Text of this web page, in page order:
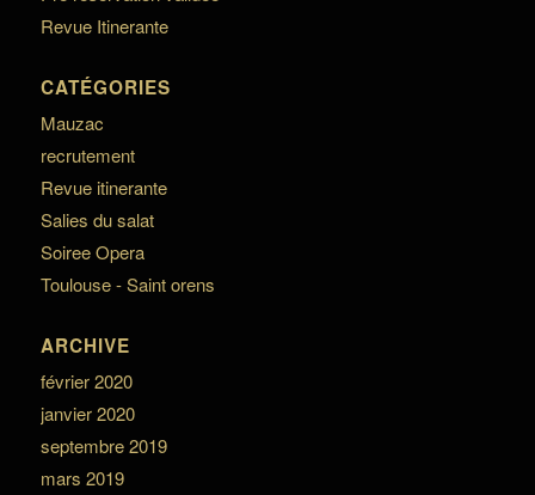
Revue Itinerante
CATÉGORIES
Mauzac
recrutement
Revue itinerante
Salies du salat
Soiree Opera
Toulouse - Saint orens
ARCHIVE
février 2020
janvier 2020
septembre 2019
mars 2019